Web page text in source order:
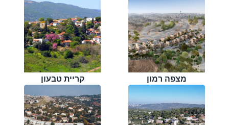
קריית טבעון מצפה רמון